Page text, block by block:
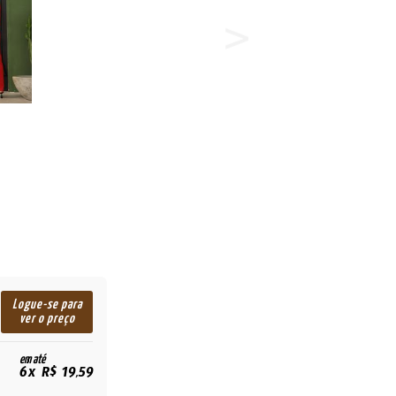
Logue-se para
ver o preço
em até
6x R$ 19,59